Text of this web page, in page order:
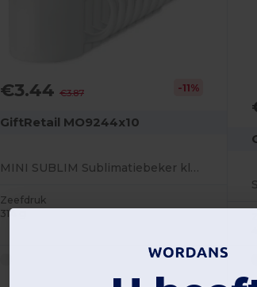
€3.44 €3.87 -11%
GiftRetail MO9244x10
MINI SUBLIM Sublimatiebeker klein
Zeefdruk
314 g